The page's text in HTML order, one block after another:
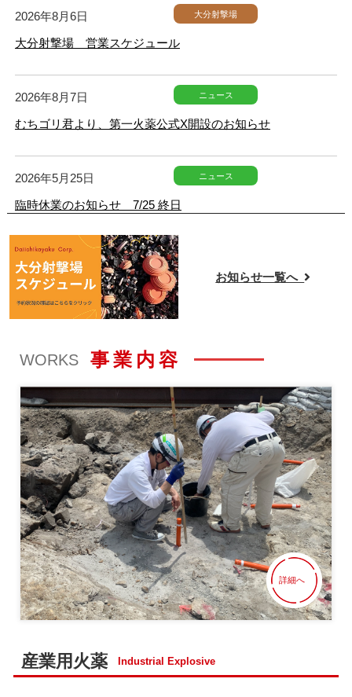
2026年8月6日 大分射撃場
大分射撃場 営業スケジュール
2026年8月7日 ニュース
むちゴリ君より、第一火薬公式X開設のお知らせ
2026年5月25日 ニュース
臨時休業のお知らせ 7/25 終日
2026年4月27日
安全衛生個人表彰を頂きました！
工事部 週休二日制実施のお知らせ
2026年3月25日 よくある質問
＝ 不要実包の廃棄について ＝
2026年3月24日 大分射撃場
3/22 お祭り大会が開催されました！
2026年1月6日 土木・建築工事
トンネル工事に働きやすさを。～火薬現場設備リース事業～
2026年1月5日 ニュース
お知らせ一覧へ
WORKS 事業内容
詳細へ
産業用火薬 Industrial Explosive